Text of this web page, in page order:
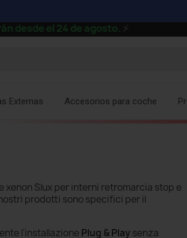
el 24 de agosto. ⚡
Externas Accesorios para coche
xenon Slux per interni retromarcia stop e
prodotti sono specifici per il
l'installazione Plug & Playsenza